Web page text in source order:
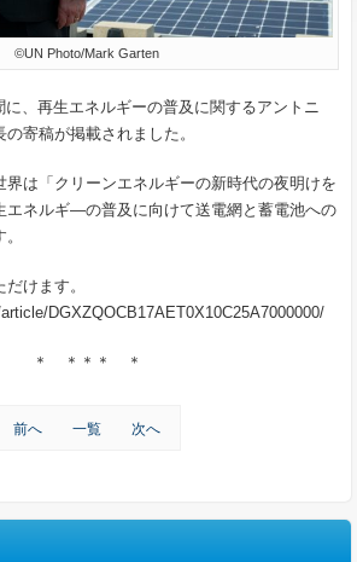
©UN Photo/Mark Garten
に、再生エネルギーの普及に関するアントニ
寄稿が掲載されました。
界は「クリーンエネルギーの新時代の夜明けを
エネルギ―の普及に向けて送電網と蓄電池への
けます。
DGXZQOCB17AET0X10C25A7000000/
＊ ＊＊＊ ＊
前へ 一覧 次へ